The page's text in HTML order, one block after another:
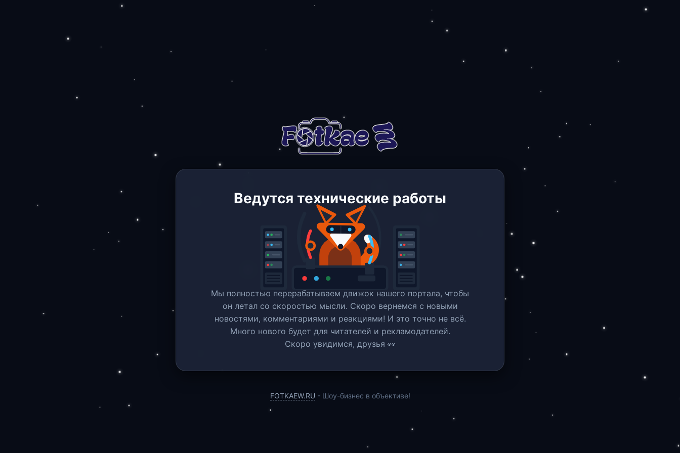
Ведутся технические работы
Мы полностью перерабатываем движок нашего портала, чтобы
он летал со скоростью мысли. Скоро вернемся c новыми
новостями, комментариями и реакциями! И это точно не всё.
Много нового будет для читателей и рекламодателей.
Скоро увидимся, друзья 👀
FOTKAEW.RU - Шоу-бизнес в объективе!